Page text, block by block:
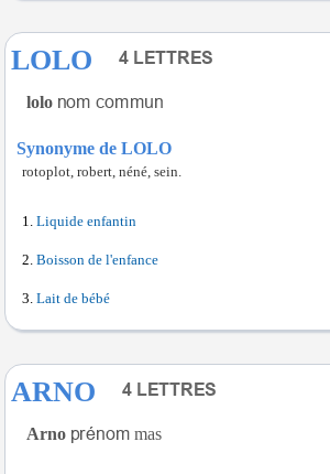
LOLO
lolo
Synonyme de LOLO
rotoplot, robert, néné, sein.
Liquide enfantin
Boisson de l'enfance
Lait de bébé
ARNO
Arno mas